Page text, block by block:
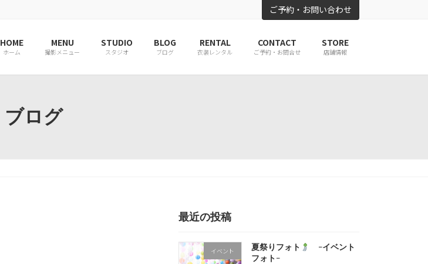
ご予約・お問い合わせ
HOME
ホーム
MENU
撮影メニュー
STUDIO
スタジオ
BLOG
ブログ
RENTAL
衣装レンタル
CONTACT
ご予約・お問合せ
STORE
店舗情報
ブログ
最近の投稿
イベント 夏祭りフォト
-イベント
フォト-